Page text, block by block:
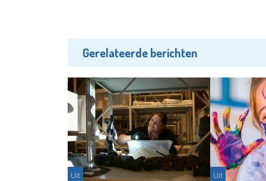
Gerelateerde berichten
Uit Uit